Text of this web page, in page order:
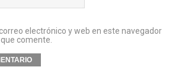
electrónico y web en este navegador
comente.